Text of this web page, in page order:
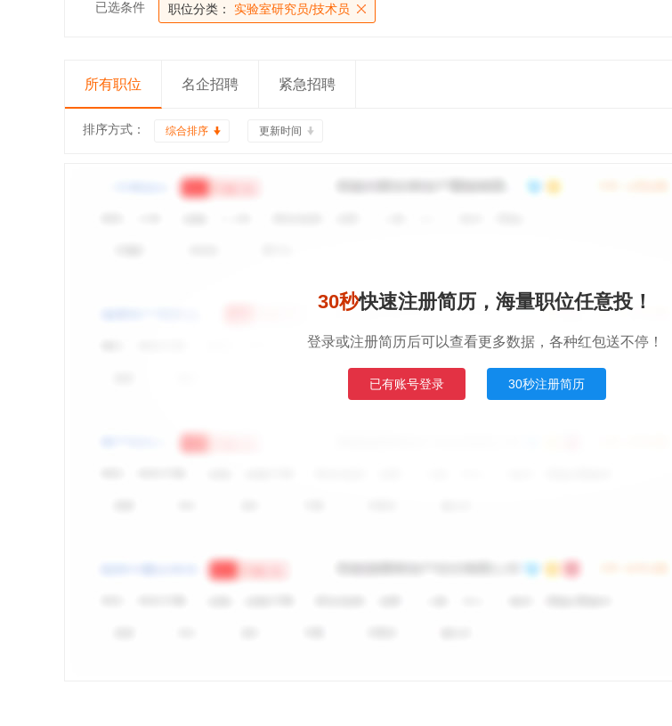
已选条件 职位分类： 实验室研究员/技术员
所有职位 名企招聘 紧急招聘
排序方式： 综合排序 更新时间
30秒快速注册简历，海量职位任意投！
登录或注册简历后可以查看更多数据，各种红包送不停！
已有账号登录 30秒注册简历